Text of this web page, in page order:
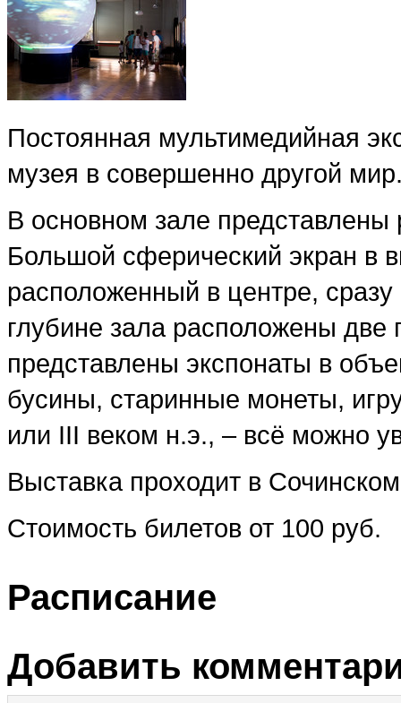
Постоянная мультимедийная
музея в совершенно другой
В основном зале
Большой сферический экран в
расположенный в центре, сразу
глубине зала расположены
представлены экспонаты в
бусины, старинные монеты,
или III веком н.э., – всё можно
Выставка проходит в
Стоимость билетов от 100 руб.
Расписание
Добавить